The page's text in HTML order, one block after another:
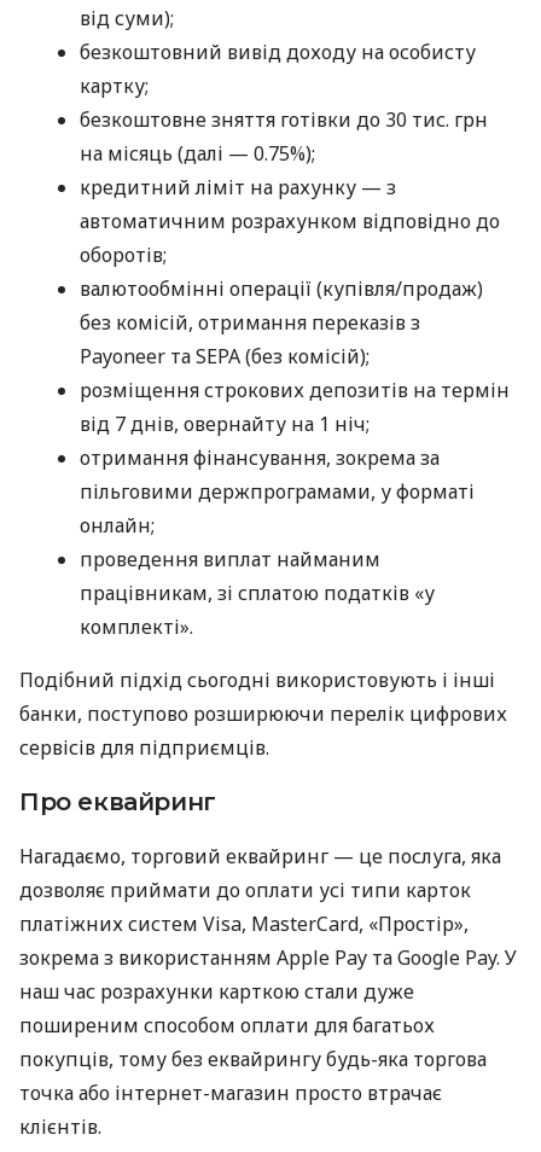
від суми);
безкоштовний вивід доходу на особисту
картку;
безкоштовне зняття готівки до 30 тис. грн
на місяць (далі — 0.75%);
кредитний ліміт на рахунку — з
автоматичним розрахунком відповідно до
оборотів;
валютообмінні операції (купівля/продаж)
без комісій, отримання переказів з
Payoneer та SEPA (без комісій);
розміщення строкових депозитів на термін
від 7 днів, овернайту на 1 ніч;
отримання фінансування, зокрема за
пільговими держпрограмами, у форматі
онлайн;
проведення виплат найманим
працівникам, зі сплатою податків «у
комплекті».
Подібний підхід сьогодні використовують і інші
банки, поступово розширюючи перелік цифрових
сервісів для підприємців.
Про еквайринг
Нагадаємо, торговий еквайринг — це послуга, яка
дозволяє приймати до оплати усі типи карток
платіжних систем Visa, MasterCard, «Простір»,
зокрема з використанням Apple Pay та Google Pay. У
наш час розрахунки карткою стали дуже
поширеним способом оплати для багатьох
покупців, тому без еквайрингу будь-яка торгова
точка або інтернет-магазин просто втрачає
клієнтів.